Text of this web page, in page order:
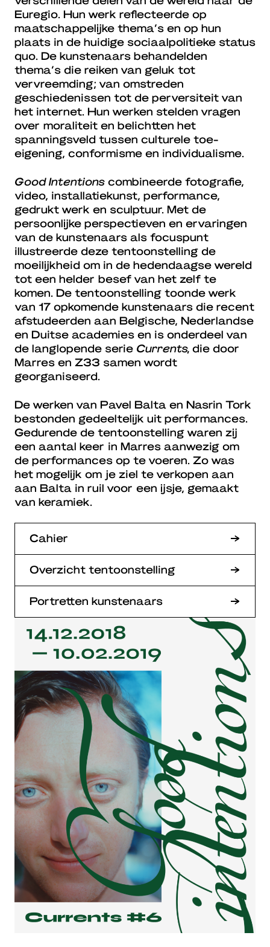
Euregio. Hun werk reflecteerde op
maatschappelijke thema’s en op hun
plaats in de huidige sociaalpolitieke status
quo. De kunstenaars behandelden
thema’s die reiken van geluk tot
vervreemding; van omstreden
geschiedenissen tot de perversiteit van
het internet. Hun werken stelden vragen
over moraliteit en belichtten het
spanningsveld tussen culturele toe-
eigening, conformisme en individualisme.
Good Intentions combineerde fotografie,
video, installatiekunst, performance,
gedrukt werk en sculptuur. Met de
persoonlijke perspectieven en ervaringen
van de kunstenaars als focuspunt
illustreerde deze tentoonstelling de
moeilijkheid om in de hedendaagse wereld
tot een helder besef van het zelf te
komen. De tentoonstelling toonde werk
van 17 opkomende kunstenaars die recent
afstudeerden aan Belgische, Nederlandse
en Duitse academies en is onderdeel van
de langlopende serie Currents, die door
Marres en Z33 samen wordt
georganiseerd.
De werken van Pavel Balta en Nasrin Tork
bestonden gedeeltelijk uit performances.
Gedurende de tentoonstelling waren zij
een aantal keer in Marres aanwezig om
de performances op te voeren. Zo was
het mogelijk om je ziel te verkopen aan
aan Balta in ruil voor een ijsje, gemaakt
van keramiek.
Cahier
Overzicht tentoonstelling
Portretten kunstenaars